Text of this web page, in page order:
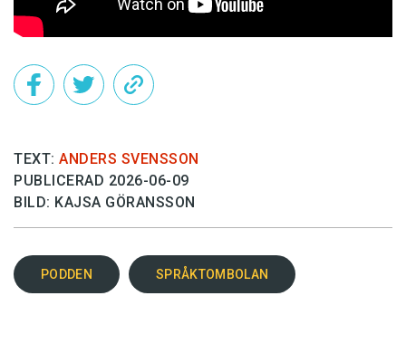
TEXT: ANDERS SVENSSON
PUBLICERAD 2026-06-09
BILD: KAJSA GÖRANSSON
PODDEN SPRÅKTOMBOLAN